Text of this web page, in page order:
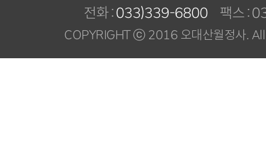
전화 :033)339-6800 팩스 :
COPYRIGHT ⓒ 2016 오대산월정사.